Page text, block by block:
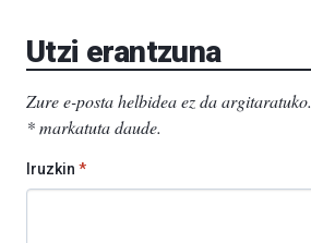
Utzi erantzuna
Zure e-posta helbidea ez da argitaratuko.
*markatuta daude.
Iruzkin *